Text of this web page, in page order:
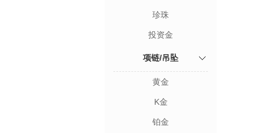
珍珠
投资金
项链/吊坠
黄金
K金
铂金